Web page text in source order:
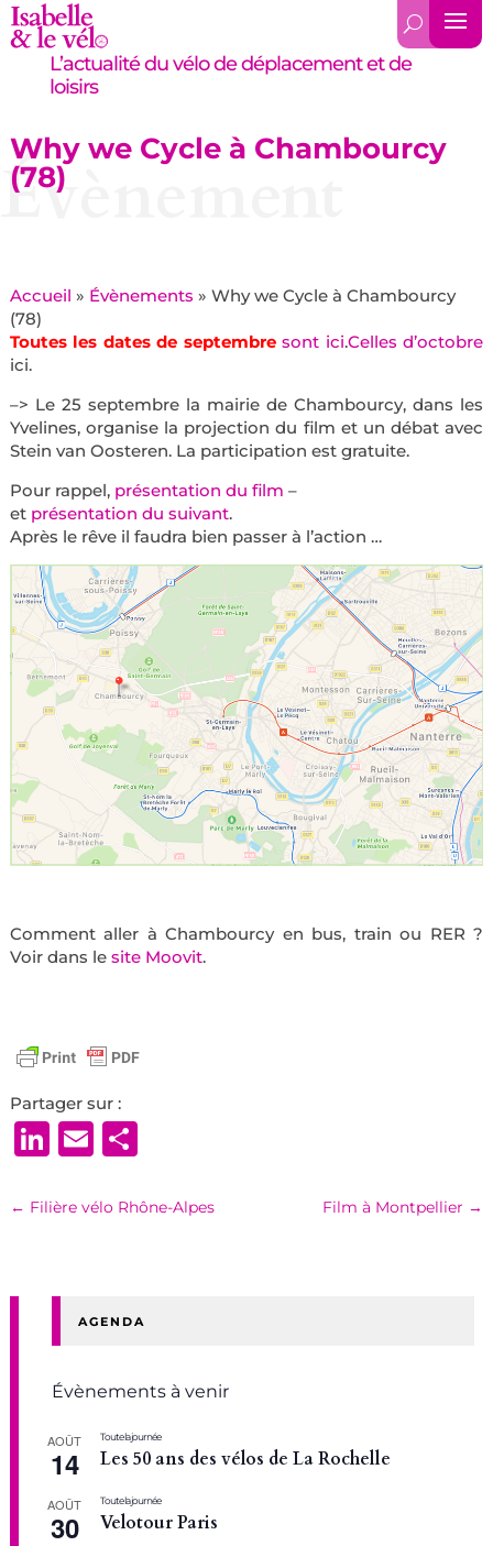
L’actualité du vélo de déplacement et de
loisirs
Why we Cycle à Chambourcy
(78)
Évènement
Accueil » Évènements » Why we Cycle à Chambourcy
(78)
Toutes les dates de septembre sont ici.Celles d’octobre
ici.
–> Le 25 septembre la mairie de Chambourcy, dans les
Yvelines, organise la projection du film et un débat avec
Stein van Oosteren. La participation est gratuite.
Pour rappel, présentation du film –
et présentation du suivant.
Après le rêve il faudra bien passer à l’action …
Comment aller à Chambourcy en bus, train ou RER ?
Voir dans le site Moovit.
Partager sur :
LinkedIn
EmailPartager
← Filière vélo Rhône-Alpes Film à Montpellier →
AGENDA
Évènements à venir
AOÛT
14
Toute la journée
Les 50 ans des vélos de La Rochelle
AOÛT
30
Toute la journée
Velotour Paris